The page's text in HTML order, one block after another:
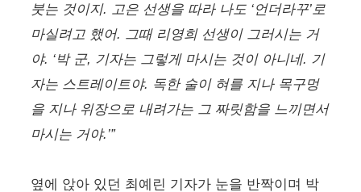
붓는 것이지. 고은 선생을 따라 나도 ‘언더라꾸’로
마실려고 했어. 그때 리영희 선생이 그러시는 거
야. ‘박 군, 기자는 그렇게 마시는 것이 아니네. 기
자는 스트레이트야. 독한 술이 혀를 지나 목구멍
을 지나 위장으로 내려가는 그 짜릿함을 느끼면서
마시는 거야.’”
옆에 앉아 있던 최예린 기자가 눈을 반짝이며 박